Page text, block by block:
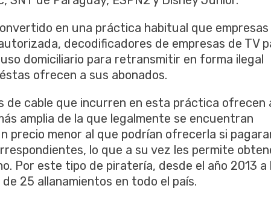
en una práctica habitual que empresas
decodificadores de empresas de TV
domiciliario para retransmitir en forma ilegal
ofrecen a sus abonados.
de cable que incurren en esta práctica ofrecen
amplia de la que legalmente se encuentran
precio menor al que podrían ofrecerla si
lo que a su vez les permite
Por este tipo de piratería, desde el año 2013 a
25 allanamientos en todo el país.